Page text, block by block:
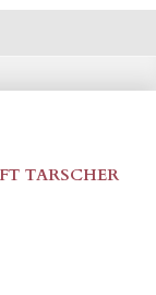
TARSCHER